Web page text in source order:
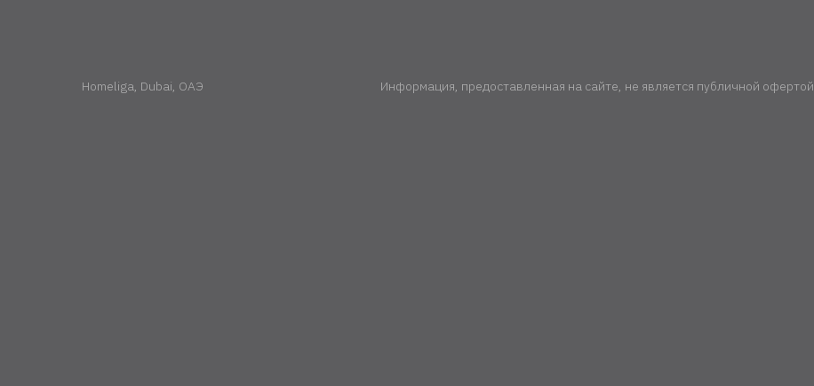
Информация, предоставленная на сайте, не является публичной офертой
Homeliga, Dubai, ОАЭ